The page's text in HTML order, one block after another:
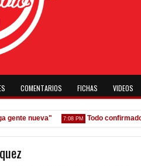
COMENTARIOS FICHAS VIDEOS
nueva" 7:08 PM Todo confirmado en